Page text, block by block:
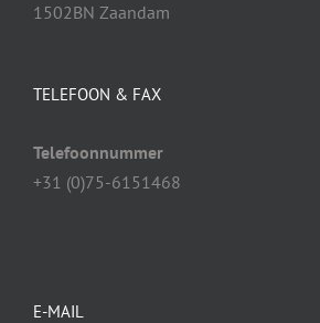
1502BN Zaandam
TELEFOON & FAX
Telefoonnummer
+31 (0)75-6151468
E-MAIL